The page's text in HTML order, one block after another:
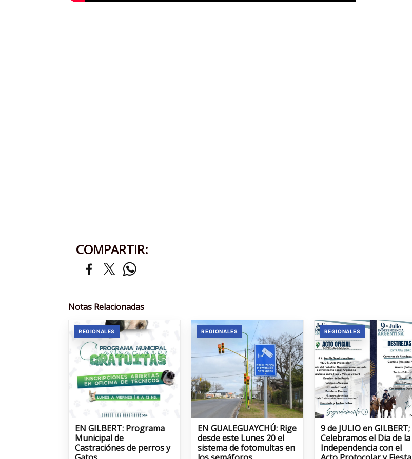
COMPARTIR:
Notas Relacionadas
REGIONALES
EN GILBERT: Programa
Municipal de
Castraciónes de perros y
REGIONALES
EN GUALEGUAYCHÚ: Rige
desde este Lunes 20 el
sistema de fotomultas en
REGIONALES
9 de JULIO en GILBERT;
Celebramos el Dia de la
Independencia con el